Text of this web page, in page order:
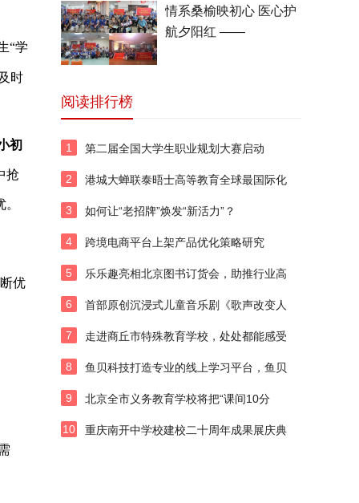
“学
时
初
抢
优
情系桑榆映初心 医心护
航夕阳红 ——
阅读排行榜
1 第二届全国大学生职业规划大赛启动
2 港城大蝉联泰晤士高等教育全球最国际化
3 如何让“老招牌”焕发“新活力”？
4 跨境电商平台上架产品优化策略研究
5 乐乐趣亮相北京图书订货会，助推行业高
6 首部原创沉浸式儿童音乐剧《歌声改变人
7 走进商丘市特殊教育学校，处处都能感受
8 鱼贝科技打造专业的线上学习平台，鱼贝
9 北京全市义务教育学校将把“课间10分
10 重庆南开中学校建校二十周年成果展庆典